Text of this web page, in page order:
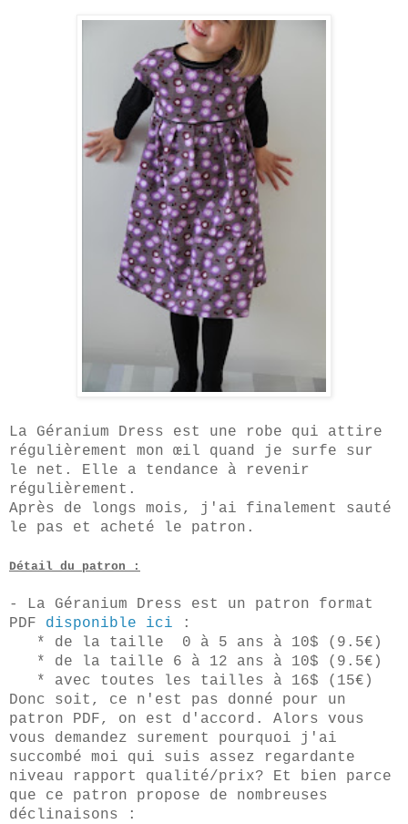
La Géranium Dress est une robe qui attire
régulièrement mon œil quand je surfe sur
le net. Elle a tendance à revenir
régulièrement.
Après de longs mois, j'ai finalement sauté
le pas et acheté le patron.
Détail du patron :
- La Géranium Dress est un patron format
PDF disponible ici :
* de la taille 0 à 5 ans à 10$ (9.5€)
* de la taille 6 à 12 ans à 10$ (9.5€)
* avec toutes les tailles à 16$ (15€)
Donc soit, ce n' est pas donné pour un
patron PDF, on est d'accord. Alors vous
vous demandez surement pourquoi j'ai
succombé moi qui suis assez regardante
niveau rapport qualité/prix? Et bien parce
que ce patron propose de nombreuses
déclinaisons :